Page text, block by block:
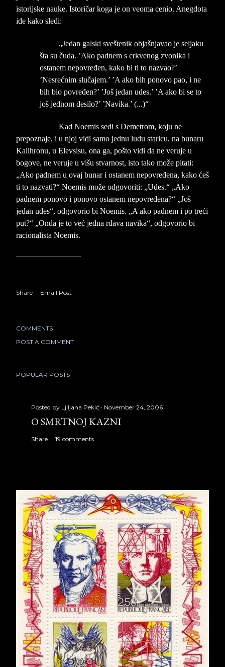
istorijske nauke. Istoričar koga je on veoma cenio. Anegdota
ide kako sledi:
„Jedan galski sveštenik objašnjavao je seljaku
šta su čuda. ’Ako padnem s crkvenog zvonika i
ostanem nepovređen, kako bi ti to nazvao?’
’Nesrećnim slučajem.’ ’A ako bih ponovo pao, i ne
bih bio povređen?’ ’Još jedan udes.’ ’A ako bi se to
još jednom desilo?’ ’Navika.’ (...)“
Kad Noemis sedi s Demetrom, koju ne
prepoznaje, i u njoj vidi samo jednu ludu staricu, na bunaru
Kalihronu, u Elevsisu, ona ga, pošto vidi da ne veruje u
bogove, ne veruje u višu stvarnost, isto tako može pitati:
„Ako padnem u ovaj bunar i ostanem nepovređena, kako ćeš
ti to nazvati?“ Noemis može odgovoriti: „Udes.“ „Ako
padnem ponovo i ponovo ostanem nepovređena?“ „Još
jedan udes“, odgovorio bi Noemis. „A ako padnem i po treći
put?“ „Onda je to već jedna rđava navika“, odgovorio bi
racionalista Noemis.
Share Email Post
COMMENTS
POST A COMMENT
POPULAR POSTS
Posted by Ljiljana Pekić November 24, 2006
O SMRTNOJ KAZNI
Share 19 comments